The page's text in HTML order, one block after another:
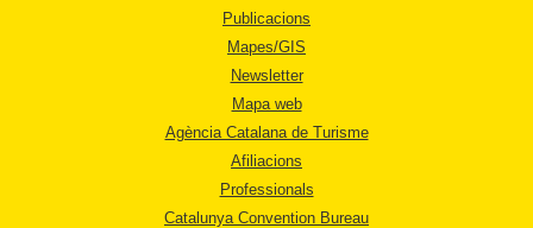
Publicacions
Mapes/GIS
Newsletter
Mapa web
Agència Catalana de Turisme
Afiliacions
Professionals
Catalunya Convention Bureau